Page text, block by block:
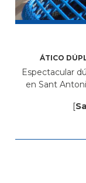
ÁTICO
Espectacular
en Sant
[